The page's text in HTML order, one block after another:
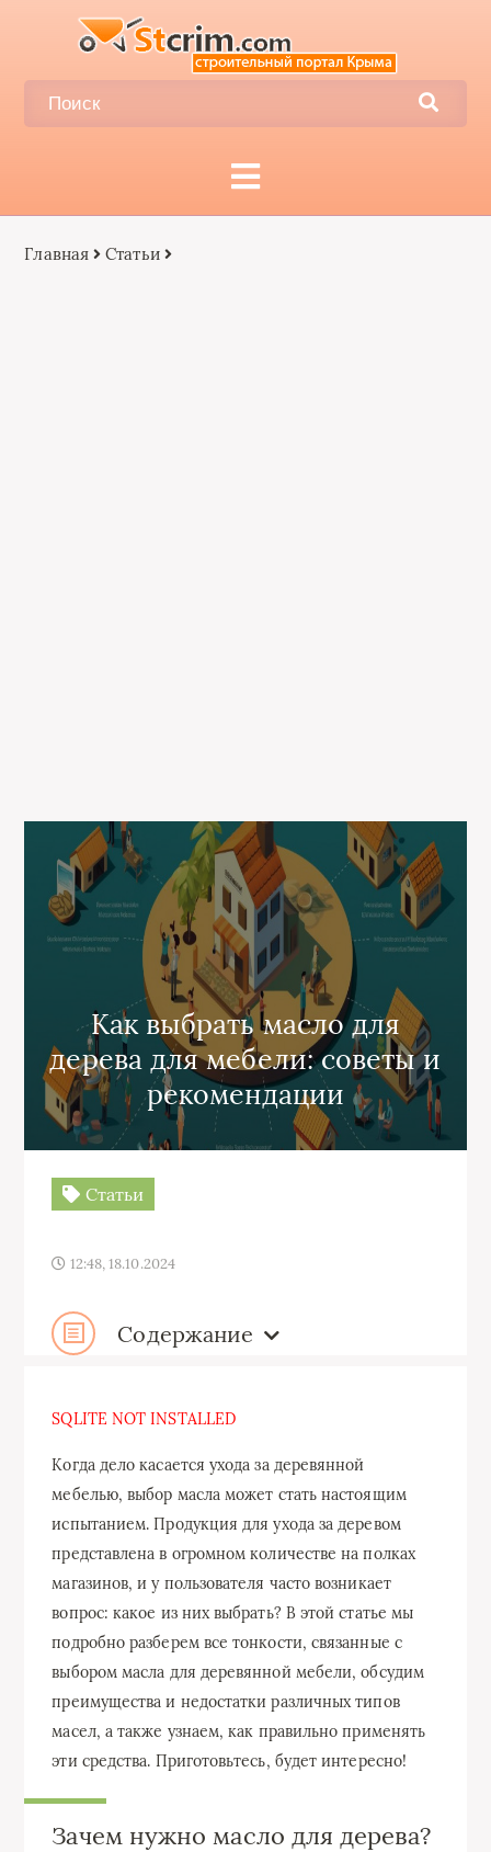
Главная Статьи
Как выбрать масло для
дерева для мебели: советы и
рекомендации
Статьи
12:48, 18.10.2024
Содержание
SQLITE NOT INSTALLED
Когда дело касается ухода за деревянной
мебелью, выбор масла может стать настоящим
испытанием. Продукция для ухода за деревом
представлена в огромном количестве на полках
магазинов, и у пользователя часто возникает
вопрос: какое из них выбрать? В этой статье мы
подробно разберем все тонкости, связанные с
выбором масла для деревянной мебели, обсудим
преимущества и недостатки различных типов
масел, а также узнаем, как правильно применять
эти средства. Приготовьтесь, будет интересно!
Зачем нужно масло для дерева?